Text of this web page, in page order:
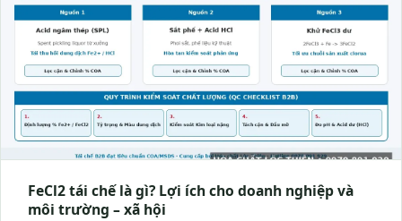
FeCl2 tái chế là gì? Lợi ích cho doanh nghiệp và
môi trường – xã hội